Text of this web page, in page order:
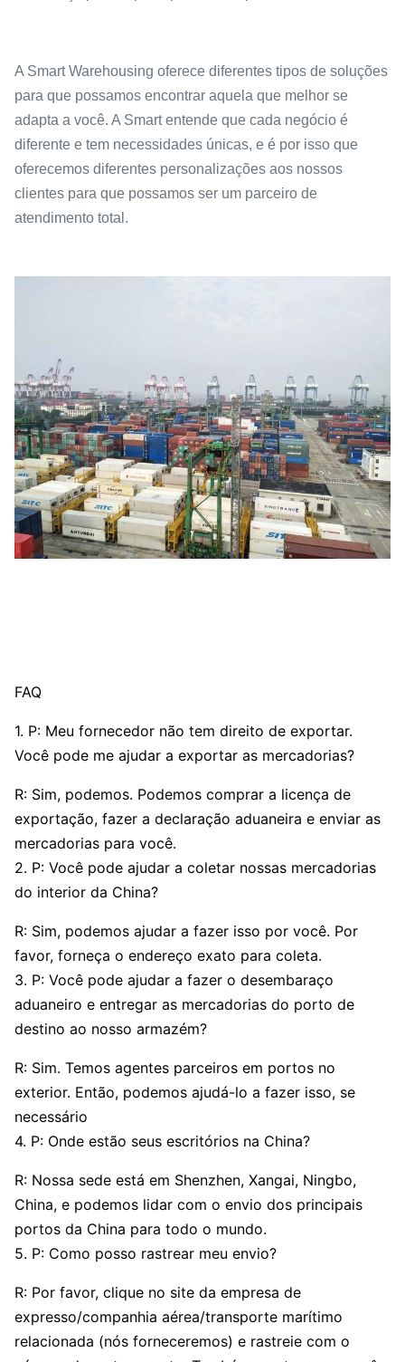
A Smart Warehousing oferece diferentes tipos de soluções
para que possamos encontrar aquela que melhor se
adapta a você. A Smart entende que cada negócio é
diferente e tem necessidades únicas, e é por isso que
oferecemos diferentes personalizações aos nossos
clientes para que possamos ser um parceiro de
atendimento total.
FAQ
1. P: Meu fornecedor não tem direito de exportar.
Você pode me ajudar a exportar as mercadorias?
R: Sim, podemos. Podemos comprar a licença de
exportação, fazer a declaração aduaneira e enviar as
mercadorias para você.
2. P: Você pode ajudar a coletar nossas mercadorias
do interior da China?
R: Sim, podemos ajudar a fazer isso por você. Por
favor, forneça o endereço exato para coleta.
3. P: Você pode ajudar a fazer o desembaraço
aduaneiro e entregar as mercadorias do porto de
destino ao nosso armazém?
R: Sim. Temos agentes parceiros em portos no
exterior. Então, podemos ajudá-lo a fazer isso, se
necessário
4. P: Onde estão seus escritórios na China?
R: Nossa sede está em Shenzhen, Xangai, Ningbo,
China, e podemos lidar com o envio dos principais
portos da China para todo o mundo.
5. P: Como posso rastrear meu envio?
R: Por favor, clique no site da empresa de
expresso/companhia aérea/transporte marítimo
relacionada (nós forneceremos) e rastreie com o